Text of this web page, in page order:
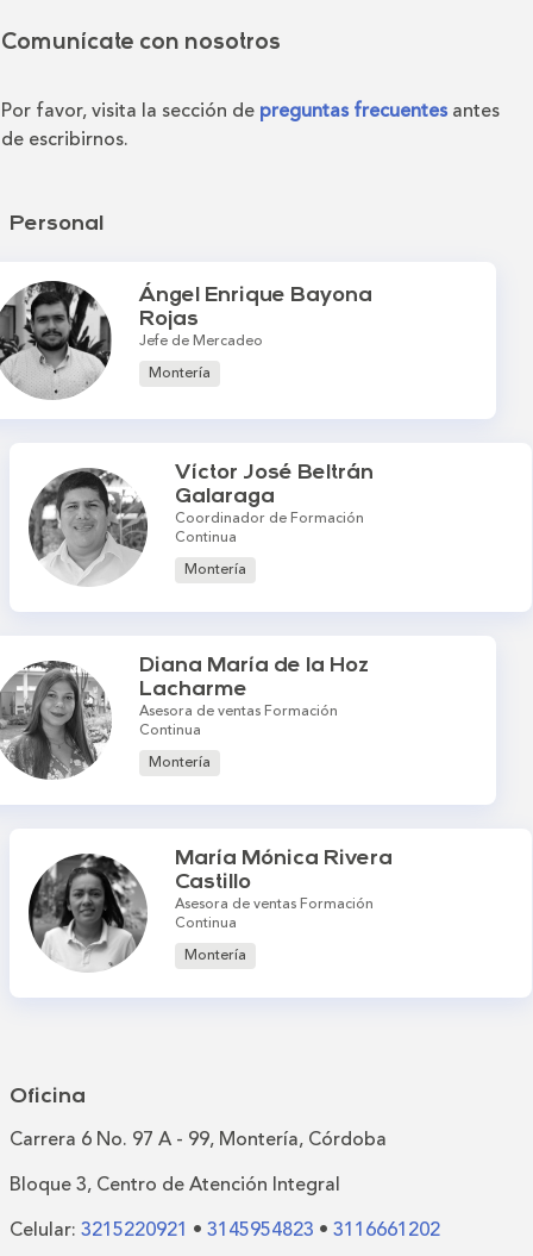
Comunícate con nosotros
Por favor, visita la sección de preguntas frecuentes antes
de escribirnos.
Personal
Ángel Enrique Bayona
Rojas
Jefe de Mercadeo
Montería
Víctor José Beltrán
Galaraga
Coordinador de Formación
Continua
Montería
Diana María de la Hoz
Lacharme
Asesora de ventas Formación
Continua
Montería
María Mónica Rivera
Castillo
Asesora de ventas Formación
Continua
Montería
Oficina
Carrera 6 No. 97 A - 99, Montería, Córdoba
Bloque 3, Centro de Atención Integral
Celular: 3215220921 • 3145954823 • 3116661202